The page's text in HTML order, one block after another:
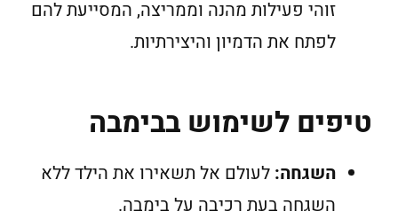
זוהי פעילות מהנה וממריצה, המסייעת להם
לפתח את הדמיון והיצירתיות.
טיפים לשימוש בבימבה
השגחה: לעולם אל תשאירו את הילד ללא
השגחה בעת רכיבה על בימבה.